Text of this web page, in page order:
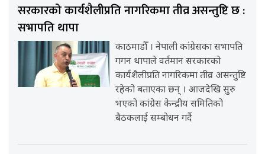
सरकारको कार्यशैलीप्रति नागरिकमा तीव्र असन्तुष्टि छ :
सभापति थापा
काठमाडौँ । नेपाली कांग्रेसका सभापति
गगन थापाले वर्तमान सरकारको
कार्यशैलीप्रति नागरिकमा तीव्र असन्तुष्टि
रहेको बताएका छन् । आजदेखि सुरु
भएको कांग्रेस केन्द्रीय समितिको
बैठकलाई सम्बोधन गर्दै